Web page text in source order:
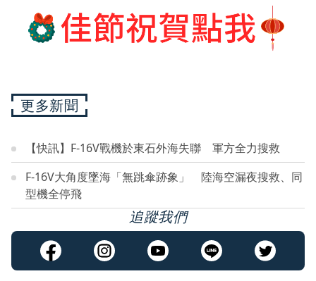
更多新聞
【快訊】F-16V戰機於東石外海失聯 軍方全力搜救
F-16V大角度墜海「無跳傘跡象」 陸海空漏夜搜救、同
型機全停飛
追蹤我們